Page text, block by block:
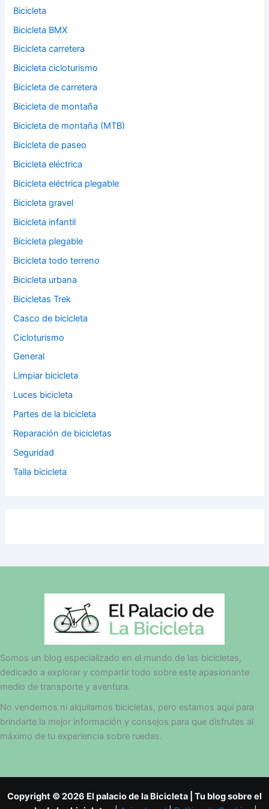
Bicicleta
Bicicleta BMX
Bicicleta carretera
Bicicleta cicloturismo
Bicicleta de carretera
Bicicleta de montaña
Bicicleta de montaña (MTB)
Bicicleta de paseo
Bicicleta eléctrica
Bicicleta eléctrica plegable
Bicicleta gravel
Bicicleta infantil
Bicicleta plegable
Bicicleta todo terreno
Bicicleta urbana
Bicicletas Trek
Casco de bicicleta
Cicloturismo
General
Limpiar bicicleta
Luces bicicleta
Partes de la bicicleta
Reparación de bicicletas
Seguridad
Talla bicicleta
Somos un blog especializado en el mundo de las bicicletas,
dedicado a explorar y compartir todo sobre este apasionante
medio de transporte y aventura.
No vendemos ni alquilamos bicicletas, pero estamos aquí para
brindarte la mejor información y consejos para que disfrutes al
máximo de tu experiencia sobre ruedas.
Copyright © 2026 El palacio de la Bicicleta | Tu blog sobre el